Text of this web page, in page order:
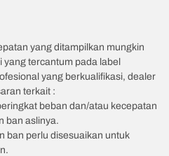
yang ditampilkan mungkin
tercantum pada label
yang berkualifikasi, dealer
terkait :
beban dan/atau kecepatan
ban aslinya.
ban perlu disesuaikan untuk